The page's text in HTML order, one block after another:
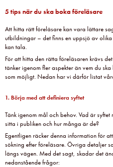
5 tips när du ska boka föreläsare
Att hitta rätt föreläsare kan vara lättare
utbildningar – det finns en uppsjö av
kan tala.
För att hitta den rätta föreläsaren krävs
tänker igenom fler aspekter än vem du
som möjligt. Nedan har vi därför listat
1. Börja med att definiera syftet
Tänk igenom mål och behov. Vad är
sitta i publiken och hur många är de?
Egentligen räcker denna information för
sökning efter föreläsare. Övriga detaljer
längs vägen. Med det sagt, skadar det
nedanstående frågor: